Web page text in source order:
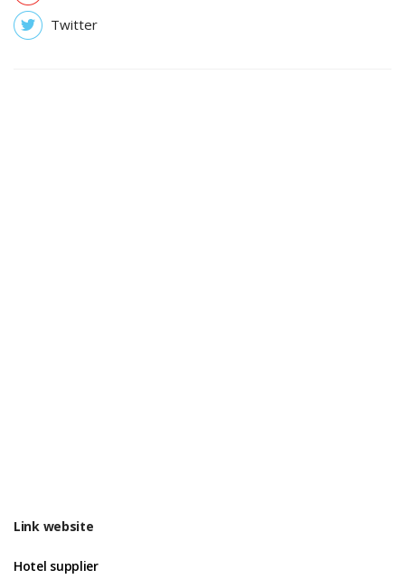
Twitter
Link website
Hotel supplier